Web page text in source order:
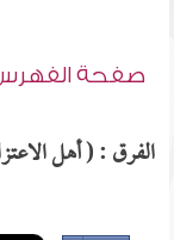
صفحة
الفرق : ( أهل